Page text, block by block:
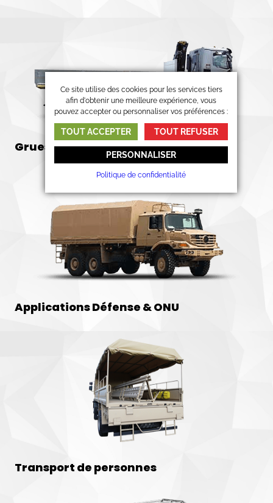
Grues et montages hydrauliques
Applications Défense & ONU
Transport de personnes
Ce site utilise des cookies pour les services tiers
afin d'obtenir une meilleure expérience, vous
pouvez accepter ou personnaliser vos préférences :
TOUT ACCEPTER TOUT REFUSER
PERSONNALISER
Politique de confidentialité